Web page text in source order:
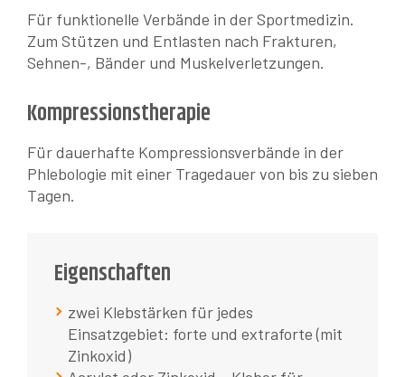
Für funktionelle Verbände in der Sportmedizin.
Zum Stützen und Entlasten nach Frakturen,
Sehnen-, Bänder und Muskelverletzungen.
Kompressionstherapie
Für dauerhafte Kompressionsverbände in der
Phlebologie mit einer Tragedauer von bis zu sieben
Tagen.
Eigenschaften
zwei Klebstärken für jedes
Einsatzgebiet: forte und extraforte (mit
Zinkoxid)